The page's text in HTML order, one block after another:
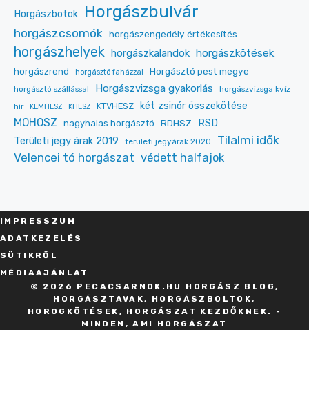
Horgászbotok Horgászbulvár
horgászcsomók horgászengedély értékesítés
horgászhelyek horgászkalandok horgászkötések
horgászrend horgásztó faházzal Horgásztó pest megye
horgásztó szállással Horgászvizsga gyakorlás
horgászvizsga kvíz
hír
KEMHESZ KHESZ KTVHESZ két zsinór összekötése
MOHOSZ nagyhalas horgásztó RDHSZ RSD
Területi jegy árak 2019 területi jegyárak 2020
Tilalmi idők
Velencei tó horgászat védett halfajok
IMPRESSZU M
ADATKEZELÉS
SÜT IKRŐL
MÉDIAAJÁNLAT
© 2026 PECACSARNOK.HU HORGÁSZ BLOG,
HORGÁSZTAVAK, HORGÁSZBOLTOK,
HOROGKÖTÉSEK, HORGÁSZAT KEZDŐKNEK. -
MINDEN, AMI HORGÁSZAT